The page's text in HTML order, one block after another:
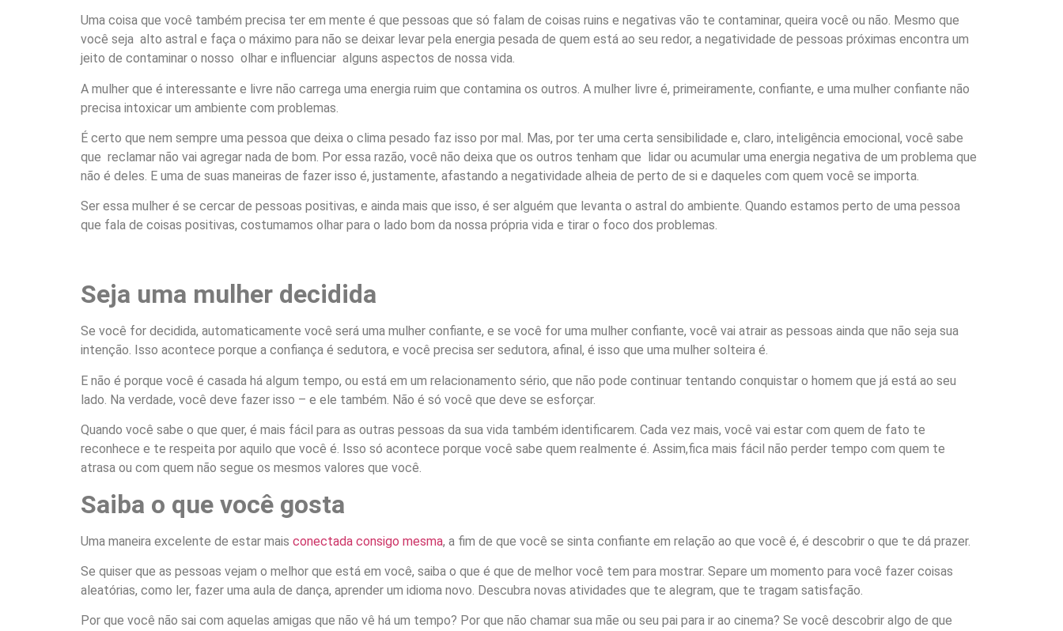
Uma coisa que você também precisa ter em mente é que pessoas que só falam de coisas ruins e negativas vão te contaminar, queira você ou não. Mesmo que
você seja alto astral e faça o máximo para não se deixar levar pela energia pesada de quem está ao seu redor, a negatividade de pessoas próximas encontra um
jeito de contaminar o nosso olhar e influenciar alguns aspectos de nossa vida.
A mulher que é interessante e livre não carrega uma energia ruim que contamina os outros. A mulher livre é, primeiramente, confiante, e uma mulher confiante não
precisa intoxicar um ambiente com problemas.
É certo que nem sempre uma pessoa que deixa o clima pesado faz isso por mal. Mas, por ter uma certa sensibilidade e, claro, inteligência emocional, você sabe
que reclamar não vai agregar nada de bom. Por essa razão, você não deixa que os outros tenham que lidar ou acumular uma energia negativa de um problema que
não é deles. E uma de suas maneiras de fazer isso é, justamente, afastando a negatividade alheia de perto de si e daqueles com quem você se importa.
Ser essa mulher é se cercar de pessoas positivas, e ainda mais que isso, é ser alguém que levanta o astral do ambiente. Quando estamos perto de uma pessoa
que fala de coisas positivas, costumamos olhar para o lado bom da nossa própria vida e tirar o foco dos problemas.
Seja uma mulher decidida
Se você for decidida, automaticamente você será uma mulher confiante, e se você for uma mulher confiante, você vai atrair as pessoas ainda que não seja sua
intenção. Isso acontece porque a confiança é sedutora, e você precisa ser sedutora, afinal, é isso que uma mulher solteira é.
E não é porque você é casada há algum tempo, ou está em um relacionamento sério, que não pode continuar tentando conquistar o homem que já está ao seu
lado. Na verdade, você deve fazer isso – e ele também. Não é só você que deve se esforçar.
Quando você sabe o que quer, é mais fácil para as outras pessoas da sua vida também identificarem. Cada vez mais, você vai estar com quem de fato te
reconhece e te respeita por aquilo que você é. Isso só acontece porque você sabe quem realmente é. Assim,fica mais fácil não perder tempo com quem te
atrasa ou com quem não segue os mesmos valores que você.
Saiba o que você gosta
Uma maneira excelente de estar mais conectada consigo mesma, a fim de que você se sinta confiante em relação ao que você é, é descobrir o que te dá prazer.
Se quiser que as pessoas vejam o melhor que está em você, saiba o que é que de melhor você tem para mostrar. Separe um momento para você fazer coisas
aleatórias, como ler, fazer uma aula de dança, aprender um idioma novo. Descubra novas atividades que te alegram, que te tragam satisfação.
Por que você não sai com aquelas amigas que não vê há um tempo? Por que não chamar sua mãe ou seu pai para ir ao cinema? Se você descobrir algo de que